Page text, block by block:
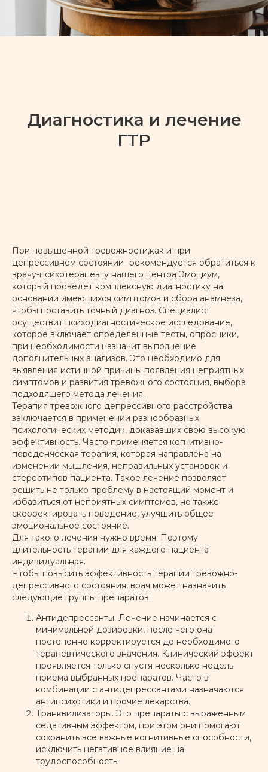
Диагностика и лечение
ГТР
При повышенной тревожности,как и при
депрессивном состоянии- рекомендуется обратиться к
врачу-психотерапевту нашего центра Эмоциум,
который проведет комплексную диагностику на
основании имеющихся симптомов и сбора анамнеза,
чтобы поставить точный диагноз. Специалист
осуществит психодиагностическое исследование,
которое включает определенные тесты, опросники,
при необходимости назначит выполнение
дополнительных анализов. Это необходимо для
выявления истинной причины появления неприятных
симптомов и развития тревожного состояния, выбора
подходящего метода лечения.
Терапия тревожного депрессивного расстройства
заключается в применении разнообразных
психологических методик, доказавших свою высокую
эффективность. Часто применяется когнитивно-
поведенческая терапия, которая направлена на
изменении мышления, неправильных установок и
стереотипов пациента. Такое лечение позволяет
решить не только проблему в настоящий момент и
избавиться от неприятных симптомов, но также
скорректировать поведение, улучшить общее
эмоциональное состояние.
Для такого лечения нужно время. Поэтому
длительность терапии для каждого пациента
индивидуальная.
Чтобы повысить эффективность терапии тревожно-
депрессивного состояния, врач может назначить
следующие группы препаратов:
Антидепрессанты. Лечение начинается с
минимальной дозировки, после чего она
постепенно корректируется до необходимого
терапевтического значения. Клинический эффект
проявляется только спустя несколько недель
приема выбранных препаратов. Часто в
комбинации с антидепрессантами назначаются
антипсихотики и прочие лекарства.
Транквилизаторы. Это препараты с выраженным
седативным эффектом, при этом они помогают
сохранить все важные когнитивные способности,
исключить негативное влияние на
трудоспособность.
С чем мы работаем
Пограничное
Паническое расстройство
ПОДРОБНЕЕ
Депрессия
ПОДРОБНЕЕ
Тревожное расстройство
ПОДРОБНЕЕ